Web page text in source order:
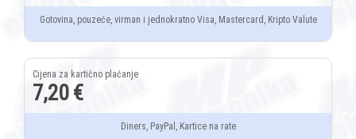
Gotovina, pouzeće, virman i jednokratno Visa, Mastercard, Kripto Valute
7,20 €
Diners, PayPal, Kartice na rate